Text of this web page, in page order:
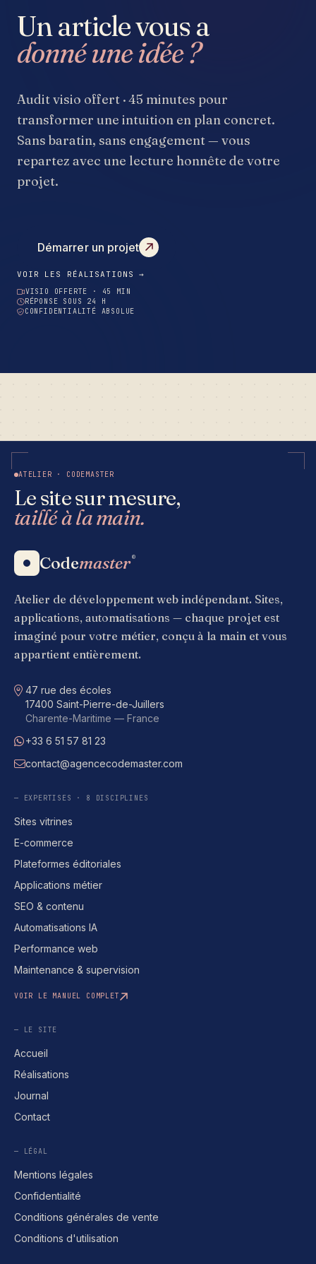
Un article vous a
donné une idée ?
Audit visio offert · 45 minutes pour
transformer une intuition en plan concret.
Sans baratin, sans engagement — vous
repartez avec une lecture honnête de votre
projet.
Démarrer un projet
VOIR LES RÉALISATIONS →
VISIO OFFERTE · 45 MIN
RÉPONSE SOUS 24 H
CONFIDENTIALITÉ ABSOLUE
ATELIER · CODEMASTER
Le site sur mesure,
taillé à la main.
Codemaster®
Atelier de développement web indépendant. Sites,
applications, automatisations — chaque projet est
imaginé pour votre métier, conçu à la main et vous
appartient entièrement.
Adresse
47 rue des écoles
17400 Saint-Pierre-de-Juillers
Charente-Maritime — France
WhatsApp
+33 6 51 57 81 23
E-mailcontact@agencecodemaster.com
— EXPERTISES · 8 DISCIPLINES
Sites vitrines
E-commerce
Plateformes éditoriales
Applications métier
SEO & contenu
Automatisations IA
Performance web
Maintenance & supervision
VOIR LE MANUEL COMPLET
— LE SITE
Accueil
Réalisations
Journal
Contact
— LÉGAL
Mentions légales
Confidentialité
Conditions générales de vente
Conditions d'utilisation